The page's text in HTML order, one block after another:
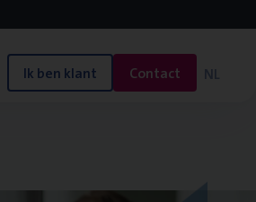
Ik ben klant Contact NL